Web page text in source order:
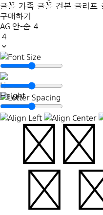
글꼴 가족 글꼴 견본 글리프
구매하기
AG 안-숨 4
4
파
늘